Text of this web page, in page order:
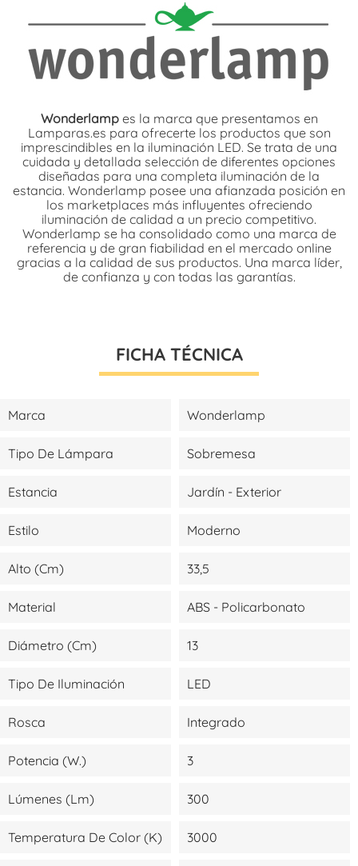
Wonderlampes la marca que presentamos en
Lamparas.es para ofrecerte los productos que son
imprescindibles en la iluminación LED. Se trata de una
cuidada y detallada selección de diferentes opciones
diseñadas para una completa iluminación de la
estancia. Wonderlamp posee una afianzada posición en
los marketplaces más influyentes ofreciendo
iluminación de calidad a un precio competitivo.
Wonderlamp se ha consolidado como una marca de
referencia y de gran fiabilidad en el mercado online
gracias a la calidad de sus productos. Una marca líder,
de confianza y con todas las garantías.
FICHA TÉCNICA
Marca Wonderlamp
Tipo De Lámpara Sobremesa
Estancia Jardín - Exterior
Estilo Moderno
Alto (cm) 33,5
Material ABS - Policarbonato
Diámetro (cm) 13
Tipo De Iluminación LED
Rosca Integrado
Potencia (W.) 3
Lúmenes (lm) 300
Temperatura De Color (K) 3000